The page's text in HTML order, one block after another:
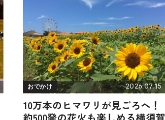
おでかけ 2026.07.15
10万本のヒマワリが見ごろへ！
約500発の花火も楽しめる横須賀